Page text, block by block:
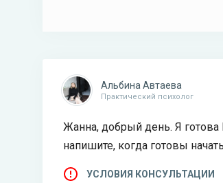
Альбина Автаева
Практический психолог
Жанна, добрый день. Я готова
напишите, когда готовы
УСЛОВИЯ КОНСУЛЬТАЦИИ